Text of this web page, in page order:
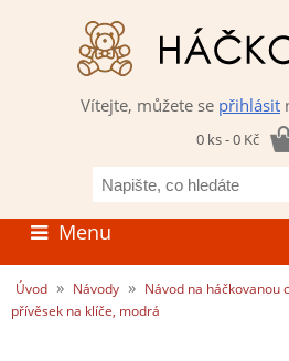
Vítejte, můžete se přihlásit
0 ks - 0 Kč
co
Menu
Úvod » Návody » Návod na háčkovanou
přívěsek na klíče, modrá